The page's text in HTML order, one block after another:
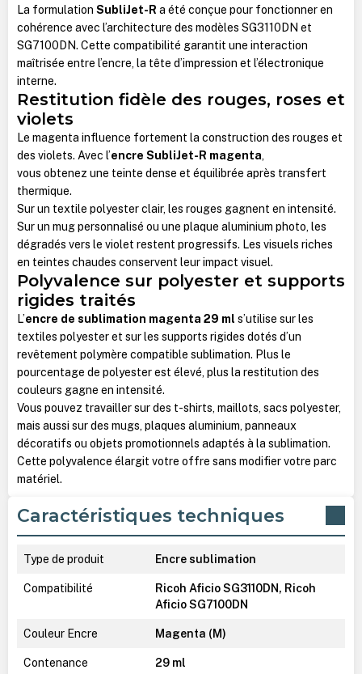
La formulation SubliJet-R a été conçue pour fonctionner en
cohérence avec l’architecture des modèles SG3110DN et
SG7100DN. Cette compatibilité garantit une interaction
maîtrisée entre l’encre, la tête d’impression et l’électronique
interne.
Restitution fidèle des rouges, roses et
violets
Le magenta influence fortement la construction des rouges et
des violets. Avec l’encre SubliJet-R magenta,
vous obtenez une teinte dense et équilibrée après transfert
thermique.
Sur un textile polyester clair, les rouges gagnent en intensité.
Sur un mug personnalisé ou une plaque aluminium photo, les
dégradés vers le violet restent progressifs. Les visuels riches
en teintes chaudes conservent leur impact visuel.
Polyvalence sur polyester et supports
rigides traités
L’encre de sublimation magenta 29 ml s’utilise sur les
textiles polyester et sur les supports rigides dotés d’un
revêtement polymère compatible sublimation. Plus le
pourcentage de polyester est élevé, plus la restitution des
couleurs gagne en intensité.
Vous pouvez travailler sur des t-shirts, maillots, sacs polyester,
mais aussi sur des mugs, plaques aluminium, panneaux
décoratifs ou objets promotionnels adaptés à la sublimation.
Cette polyvalence élargit votre offre sans modifier votre parc
matériel.
Caractéristiques techniques
Type de produit Encre sublimation
Compatibilité
Ricoh Aficio SG3110DN, Ricoh
Aficio SG7100DN
Couleur Encre Magenta (M)
Contenance 29 ml